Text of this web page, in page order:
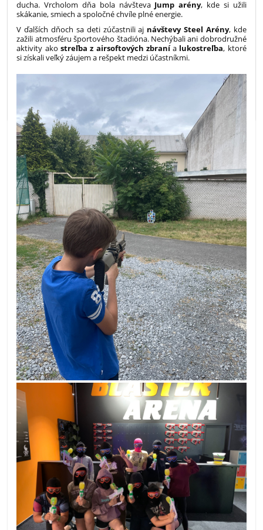
ducha. Vrcholom dňa bola návšteva Jump arény, kde si užili
skákanie, smiech a spoločné chvíle plné energie.
V ďalších dňoch sa deti zúčastnili aj návštevy Steel Arény, kde
zažili atmosféru športového štadióna. Nechýbali ani dobrodružné
aktivity ako streľba z airsoftových zbraní a lukostreľba, ktoré
si získali veľký záujem a rešpekt medzi účastníkmi.